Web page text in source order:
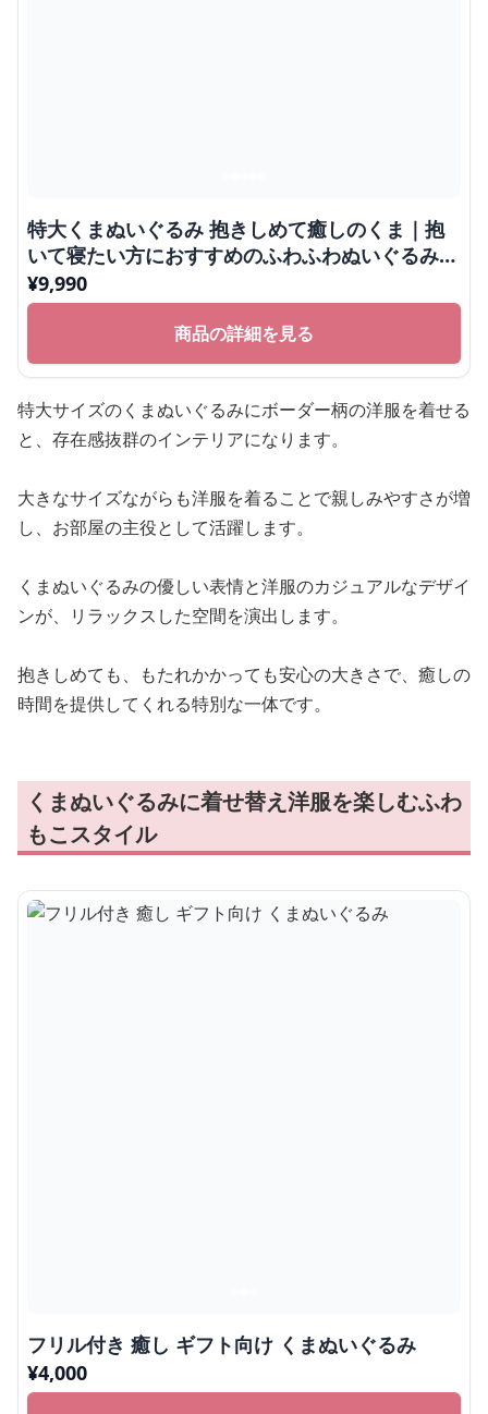
特大くまぬいぐるみ 抱きしめて癒しのくま｜抱
いて寝たい方におすすめのふわふわぬいぐるみギ
フト
¥9,990
商品の詳細を見る
特大サイズのくまぬいぐるみにボーダー柄の洋服を着せる
と、存在感抜群のインテリアになります。
大きなサイズながらも洋服を着ることで親しみやすさが増
し、お部屋の主役として活躍します。
くまぬいぐるみの優しい表情と洋服のカジュアルなデザイ
ンが、リラックスした空間を演出します。
抱きしめても、もたれかかっても安心の大きさで、癒しの
時間を提供してくれる特別な一体です。
くまぬいぐるみに着せ替え洋服を楽しむふわ
もこスタイル
フリル付き 癒し ギフト向け くまぬいぐるみ
¥4,000